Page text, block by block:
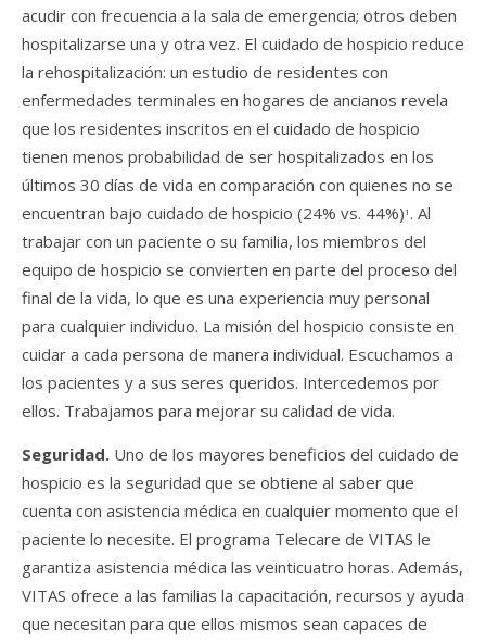
acudir con frecuencia a la sala de emergencia; otros deben
hospitalizarse una y otra vez. El cuidado de hospicio reduce
la rehospitalización: un estudio de residentes con
enfermedades terminales en hogares de ancianos revela
que los residentes inscritos en el cuidado de hospicio
tienen menos probabilidad de ser hospitalizados en los
últimos 30 días de vida en comparación con quienes no se
encuentran bajo cuidado de hospicio (24% vs. 44%)1. Al
trabajar con un paciente o su familia, los miembros del
equipo de hospicio se convierten en parte del proceso del
final de la vida, lo que es una experiencia muy personal
para cualquier individuo. La misión del hospicio consiste en
cuidar a cada persona de manera individual. Escuchamos a
los pacientes y a sus seres queridos. Intercedemos por
ellos. Trabajamos para mejorar su calidad de vida.
Seguridad. Uno de los mayores beneficios del cuidado de
hospicio es la seguridad que se obtiene al saber que
cuenta con asistencia médica en cualquier momento que el
paciente lo necesite. El programa Telecare de VITAS le
garantiza asistencia médica las veinticuatro horas. Además,
VITAS ofrece a las familias la capacitación, recursos y ayuda
que necesitan para que ellos mismos sean capaces de